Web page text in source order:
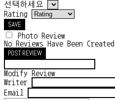
선택하세요
Rating
SAVE
Photo Review
No Reviews Have Been Created.
POST REVIEW
Modify Review
Writer
Email